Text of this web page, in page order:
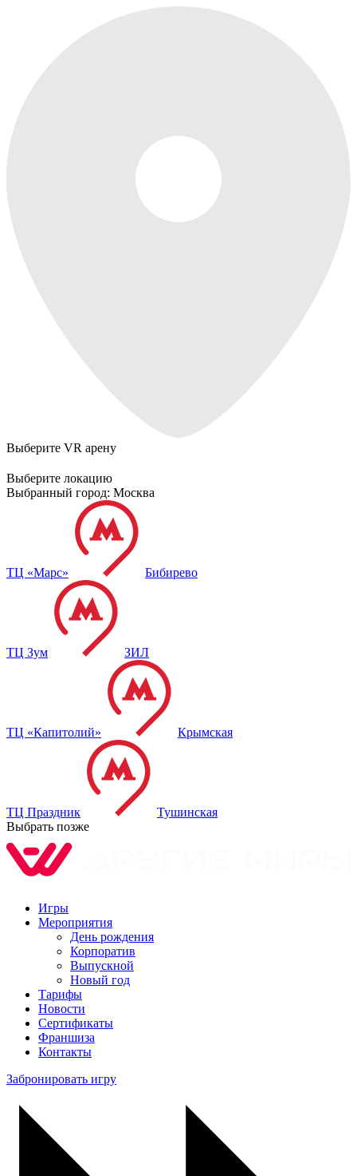
Выберите VR арену
Выберите локацию
Выбранный город: Москва
ТЦ «Марс» Бибирево
ТЦ Зум ЗИЛ
ТЦ «Капитолий» Крымская
ТЦ Праздник
Тушинская
Выбрать позже
Игры
Мероприятия
День рождения
Корпоратив
Выпускной
Новый год
Тарифы
Новости
Сертификаты
Франшиза
Контакты
Забронировать игру